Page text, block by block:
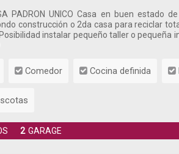
PADRON UNICO Casa en buen estado
construcción o 2da casa para reciclar
instalar pequeño taller o pequeña
Comedor Cocina definida
2 GARAGE